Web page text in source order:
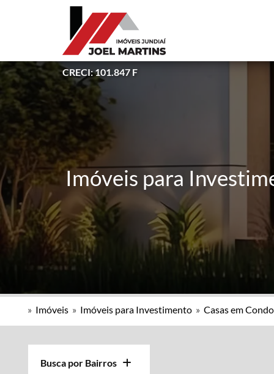
CRECI: 101.847 F
Imóveis para
» Imóveis » Imóveis para Investimento » Casas em
Busca por Bairros